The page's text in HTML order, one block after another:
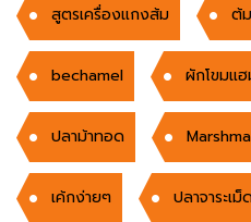
สูตรเครื่องแกงส้ม ต้
bechamel ผักโขมแ
ปลาม้าทอด
เค้กง่ายๆ ปลาจาระเ